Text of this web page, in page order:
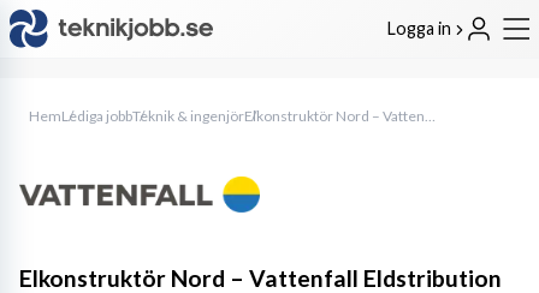
Logga in
HemLediga jobbTeknik & ingenjör Elkonstruktör Nord – Vattenfall Eldstribution
Elkonstruktör Nord – Vattenfall Eldstribution